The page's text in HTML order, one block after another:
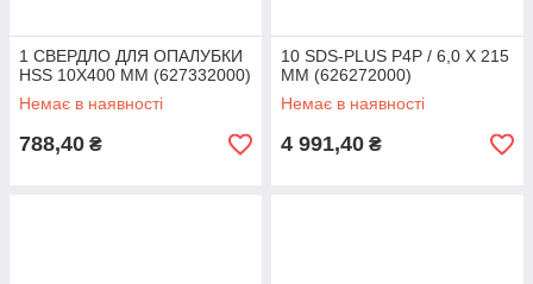
1 СВЕРДЛО ДЛЯ ОПАЛУБКИ
HSS 10X400 ММ (627332000)
Немає в наявності
788,40 ₴
10 SDS-PLUS P4P / 6,0 X 215
ММ (626272000)
Немає в наявності
4 991,40 ₴